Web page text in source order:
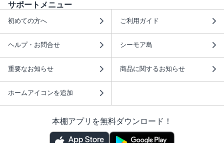
サポートメニュー
初めての方へ ご利用ガイド
ヘルプ・お問合せ シーモア島
重要なお知らせ 商品に関するお知らせ
ホームアイコンを追加
本棚アプリを無料ダウンロード！